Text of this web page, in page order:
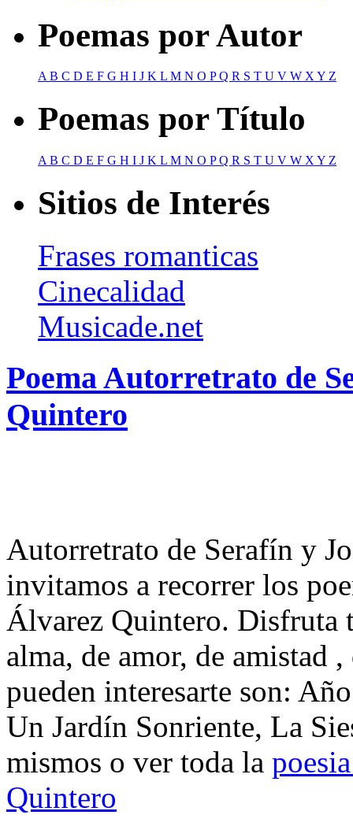
Poemas por Autor
AB C D E F G H I J K L M N O PQ R S T U V W XY Z
Poemas por Título
A B C D E F G H I J K L M N O PQ R S T U V W X Y Z
Sitios de Interés
Frases romanticas
Cinecalidad
Musicade.net
Poema Autorretrato de
Quintero
Autorretrato de Serafín y
invitamos a recorrer los
Álvarez Quintero. Disfruta
alma, de amor, de amistad
pueden interesarte son:
Un Jardín Sonriente, La
mismos o ver toda la
Quintero